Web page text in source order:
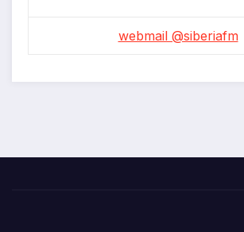
webmail @siberiafm